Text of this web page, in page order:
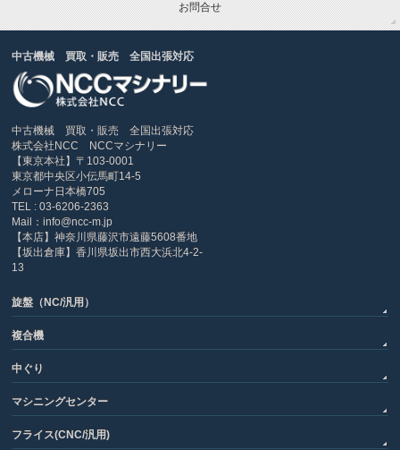
お問合せ
中古機械 買取・販売 全国出張対応
中古機械 買取・販売 全国出張対応
株式会社NCC NCCマシナリー
【東京本社】〒103-0001
東京都中央区小伝馬町14-5
メローナ日本橋705
TEL : 03-6206-2363
Mail：info@ncc-m.jp
【本店】神奈川県藤沢市遠藤5608番地
【坂出倉庫】香川県坂出市西大浜北4-2-
13
旋盤（NC/汎用）
複合機
中ぐり
マシニングセンター
フライス(CNC/汎用)